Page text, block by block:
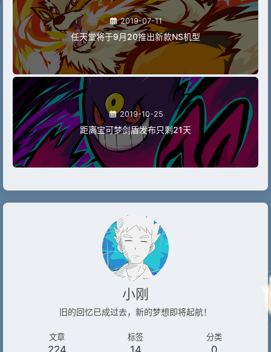
2019-07-11
任天堂将于9月20推出新款NS机型
2019-10-25
距离宝可梦剑盾发布只剩21天
小刚
旧的回忆已成过去，新的梦想即将起航！
文章 标签 分类